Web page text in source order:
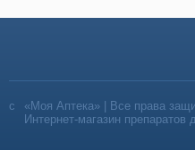
«Моя Аптека» | Все права
Интернет-магазин